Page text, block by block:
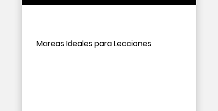
Por favor, deja este campo vacío.
Por favor, deja este campo vacío.
Mareas Ideales para Lecciones